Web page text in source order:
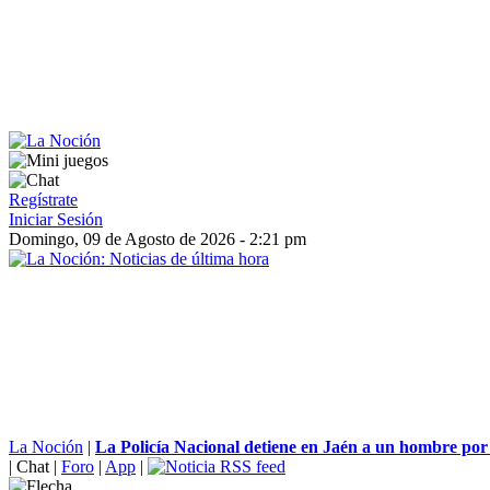
Regístrate
Iniciar Sesión
Domingo, 09 de Agosto de 2026 - 2:21 pm
La Noción | La Policía Nacional detiene en Jaén a un hombre
| Chat | Foro | App |